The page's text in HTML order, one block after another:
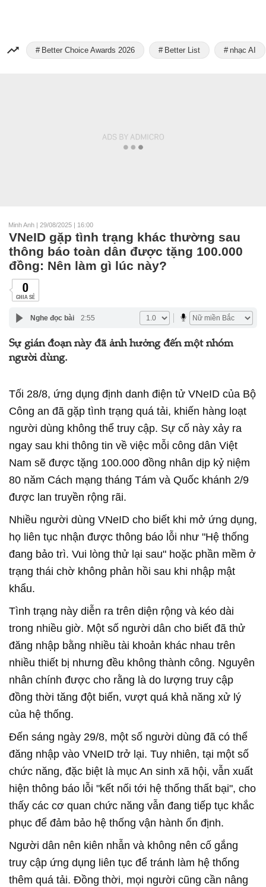
Better Choice Awards 2026 Better List nhạc AI
Minh Anh | 29/08/2025 | 16:00
VNeID gặp tình trạng khác thường sau
thông báo toàn dân được tặng 100.000
đồng: Nên làm gì lúc này?
0
CHIA SẺ
Nghe đọc bài 2:55
Sự gián đoạn này đã ảnh hưởng đến một nhóm
người dùng.
Tối 28/8, ứng dụng định danh điện tử VNeID của Bộ
Công an đã gặp tình trạng quá tải, khiến hàng loạt
người dùng không thể truy cập. Sự cố này xảy ra
ngay sau khi thông tin về việc mỗi công dân Việt
Nam sẽ được tặng 100.000 đồng nhân dịp kỷ niệm
80 năm Cách mạng tháng Tám và Quốc khánh 2/9
được lan truyền rộng rãi.
Nhiều người dùng VNeID cho biết khi mở ứng dụng,
họ liên tục nhận được thông báo lỗi như "Hệ thống
đang bảo trì. Vui lòng thử lại sau" hoặc phần mềm ở
trạng thái chờ không phản hồi sau khi nhập mật
khẩu.
Tình trạng này diễn ra trên diện rộng và kéo dài
trong nhiều giờ. Một số người dân cho biết đã thử
đăng nhập bằng nhiều tài khoản khác nhau trên
nhiều thiết bị nhưng đều không thành công. Nguyên
nhân chính được cho rằng là do lượng truy cập
đồng thời tăng đột biến, vượt quá khả năng xử lý
của hệ thống.
Đến sáng ngày 29/8, một số người dùng đã có thể
đăng nhập vào VNeID trở lại. Tuy nhiên, tại một số
chức năng, đặc biệt là mục An sinh xã hội, vẫn xuất
hiện thông báo lỗi "kết nối tới hệ thống thất bại", cho
thấy các cơ quan chức năng vẫn đang tiếp tục khắc
phục để đảm bảo hệ thống vận hành ổn định.
Người dân nên kiên nhẫn và không nên cố gắng
truy cập ứng dụng liên tục để tránh làm hệ thống
thêm quá tải. Đồng thời, mọi người cũng cần nâng